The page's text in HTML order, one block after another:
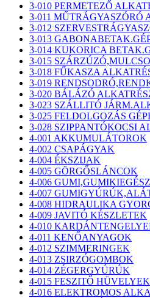
3-010 PERMETEZŐ
3-011 MŰTRÁGYASZÓRÓ
3-012
3-013
3-014 KUKORICA
3-015
3-018 FŰKASZA
3-019
3-020 BÁLÁZÓ
3-023 SZÁLLITÓ
3-025 FELDOLGOZÁS
3-028 SZIPPANTÓKOCSI
4-001 AKKUMULÁTOROK
4-002 CSAPÁGYAK
4-004 ÉKSZIJAK
4-005 GÖRGŐSLÁNCOK
4-006
4-007
4-008 HIDRAULIKA
4-009 JAVITÓ KÉSZLETEK
4-010
4-011 KENŐANYAGOK
4-012 SZIMMERINGEK
4-013 ZSIRZÓGOMBOK
4-014 ZÉGERGYÚRÚK
4-015 FESZITŐ HÜVELYEK
4-016 ELEKTROMOS